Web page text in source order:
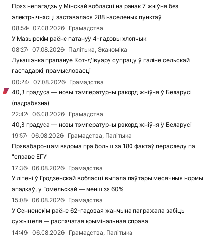
Праз непагадзь у Мінскай вобласці на ранак 7 жніўня без
электрычнасці заставалася 288 населеных пунктаў
08:54
07.08.2026
Грамадства
У Мазырскім раёне патануў 4-гадовы хлопчык
08:27
07.08.2026
Палітыка, Эканоміка
Лукашэнка прапануе Кот-д'Івуару супрацу ў галіне сельскай
гаспадаркі, прамысловасці
00:24
07.08.2026
Грамадства
40,3 градуса — новы тэмпературны рэкорд жніўня ў Беларусі
(падрабязна)
22:42
06.08.2026
Грамадства
40,3 градуса — новы тэмпературны рэкорд жніўня ў Беларусі
19:57
06.08.2026
Грамадства, Палітыка
Правабаронцам вядома пра больш за 180 фактаў пераследу па
"справе ЕГУ"
17:36
06.08.2026
Грамадства
У ліпені ў Гродзенскай вобласці выпала паўтары месячныя нормы
ападкаў, у Гомельскай — менш за 60%
15:08
06.08.2026
Грамадства
У Сенненскім раёне 62-гадовая жанчына пагражала забіць
сужыцеля — распачатая крымінальная справа
14:49
06.08.2026
Грамадства, Палітыка